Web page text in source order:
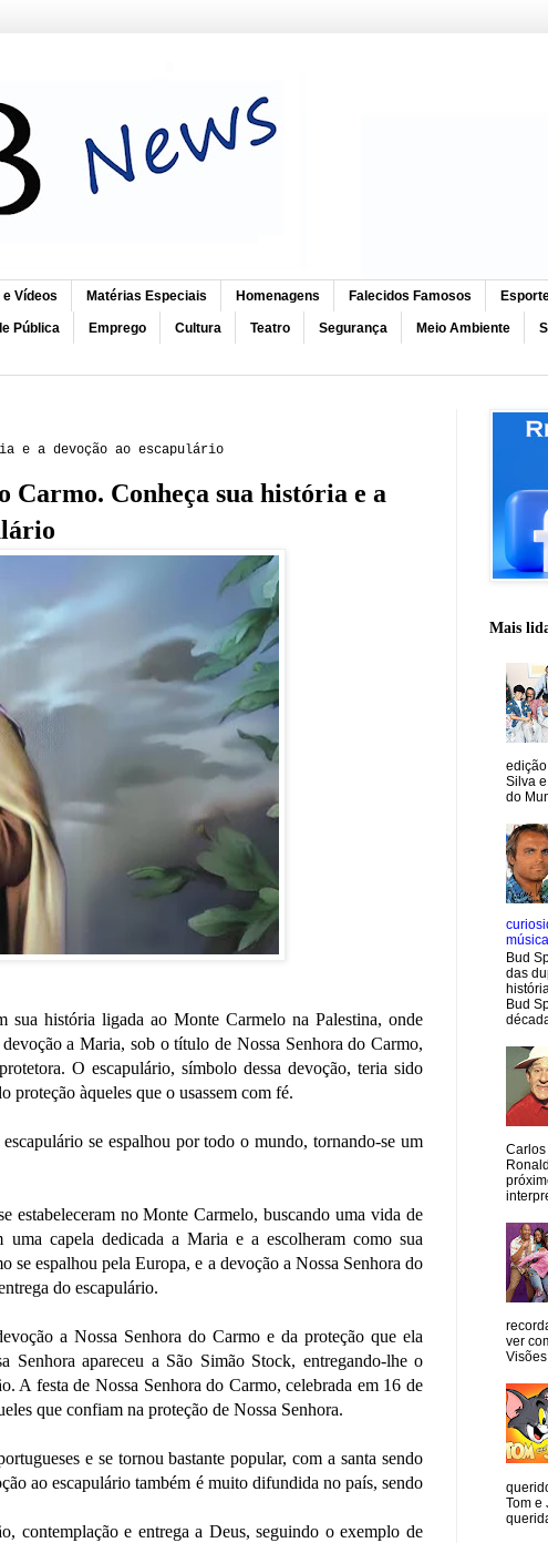
e Vídeos Matérias Especiais Homenagens Falecidos Famosos
Pública Emprego Cultura Teatro Segurança Meio Ambiente
e a devoção ao escapulário
Carmo. Conheça sua história e a
sua história ligada ao Monte Carmelo na Palestina, onde
a Maria, sob o título de Nossa Senhora do Carmo,
O escapulário, símbolo dessa devoção, teria sido
àqueles que o usassem com fé.
se espalhou por todo o mundo, tornando-se um
estabeleceram no Monte Carmelo, buscando uma vida de
capela dedicada a Maria e a escolheram como sua
espalhou pela Europa, e a devoção a Nossa Senhora do
do escapulário.
a Nossa Senhora do Carmo e da proteção que ela
apareceu a São Simão Stock, entregando-lhe o
A festa de Nossa Senhora do Carmo, celebrada em 16 de
que confiam na proteção de Nossa Senhora.
e se tornou bastante popular, com a santa sendo
ao escapulário também é muito difundida no país, sendo
contemplação e entrega a Deus, seguindo o exemplo de
Mais
Silva
do
Bud
das
Bud
Carlos
ver
Tom e